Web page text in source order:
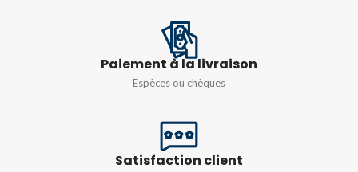
Paiement à la livraison
Espèces ou chèques
Satisfaction client